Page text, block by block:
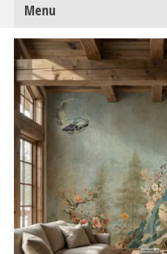
Menu
MOTIVI DI CARTA DA PARATI
Carta da parati novità
Carta da parati su misura
Carta da parati classica
Carta da parati floreale
Carta da parati vintage
Carta da parati a righe